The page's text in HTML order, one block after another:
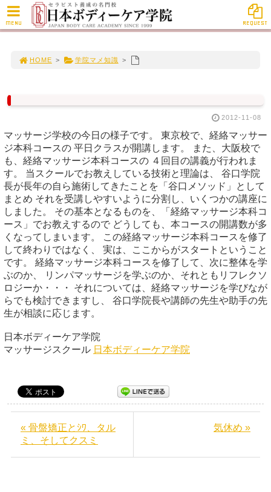
HOME > 学院マメ知識 >
2012-11-08
マッサージ学校の今日の様子です。 東京校で、経絡マッサー
ジ本科コースの 平日クラスが開講します。 また、大阪校で
も、経絡マッサージ本科コースの ４回目の講義が行われま
す。 当スクールでお教えしている技術と理論は、 谷口学院
長が長年の自ら施術してきたことを「谷口メソッド」として
まとめ それを受講しやすいように分割し、いくつかの講座に
しました。 その基本となるものを、「経絡マッサージ本科コ
ース」でお教えするので どうしても、本コースの開講数が多
くなってしまいます。 この経絡マッサージ本科コースを修了
して終わりではなく、 実は、ここからがスタートということ
です。 経絡マッサージ本科コースを修了して、次に整体を学
ぶのか、 リンパマッサージを学ぶのか、それともリフレクソ
ロジーか・・・ それについては、経絡マッサージを学びなが
らでも検討できますし、 谷口学院長や講師の先生や助手の先
生が相談に応じます。
日本ボディーケア学院
マッサージスクール 日本ボディーケア学院
« 骨盤矯正とｼﾜ、タル
ミ、そしてクスミ
気休め »
MENU REQUEST